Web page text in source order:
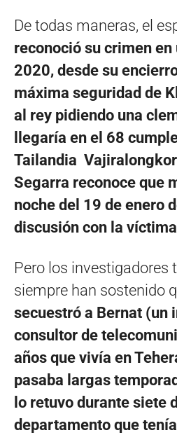
De todas maneras, el
reconoció su crimen en
2020, desde su
máxima seguridad de
al rey pidiendo una
llegaría en el 68
Tailandia
Segarra reconoce que
noche del 19 de enero
discusión con la víctima
Pero los investigadores
siempre han sostenido
secuestró a Bernat (un
consultor de
años que vivía en
pasaba largas
lo retuvo durante siete
departamento que